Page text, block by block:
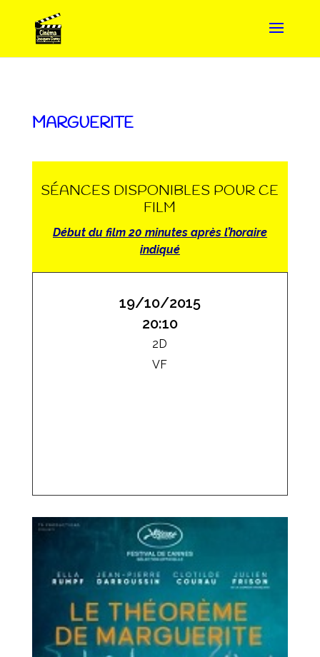
MARGUERITE
SÉANCES DISPONIBLES POUR CE
FILM
Début du film 20 minutes après l’horaire
indiqué
19/10/2015
20:10
2D
VF